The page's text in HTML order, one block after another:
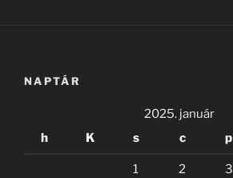
NAPTÁR
2025. január
h
K s c p
1 2 3